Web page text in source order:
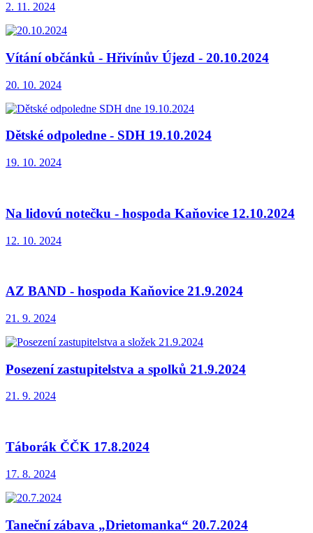
2. 11. 2024
Vítání občánků - Hřivínův Újezd - 20.10.2024
20. 10. 2024
Dětské odpoledne - SDH 19.10.2024
19. 10. 2024
Na lidovú notečku - hospoda Kaňovice 12.10.2024
12. 10. 2024
AZ BAND - hospoda Kaňovice 21.9.2024
21. 9. 2024
Posezení zastupitelstva a spolků 21.9.2024
21. 9. 2024
Táborák ČČK 17.8.2024
17. 8. 2024
Taneční zábava „Drietomanka“ 20.7.2024